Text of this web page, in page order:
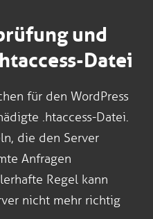
und
Datei
für den WordPress
.htaccess-Datei.
die den Server
Anfragen
Regel kann
nicht mehr richtig